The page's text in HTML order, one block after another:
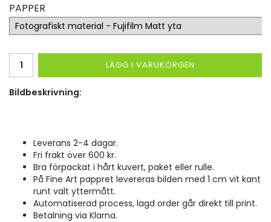
PAPPER
LÄGG I VARUKORGEN
Bildbeskrivning:
Leverans 2-4 dagar.
Fri frakt över 600 kr.
Bra förpackat i hårt kuvert, paket eller rulle.
På Fine Art pappret levereras bilden med 1 cm vit kant
runt valt yttermått.
Automatiserad process, lagd order går direkt till print.
Betalning via Klarna.